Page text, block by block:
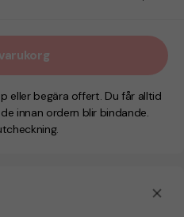
eller begära offert. Du får alltid
innan ordern blir bindande.